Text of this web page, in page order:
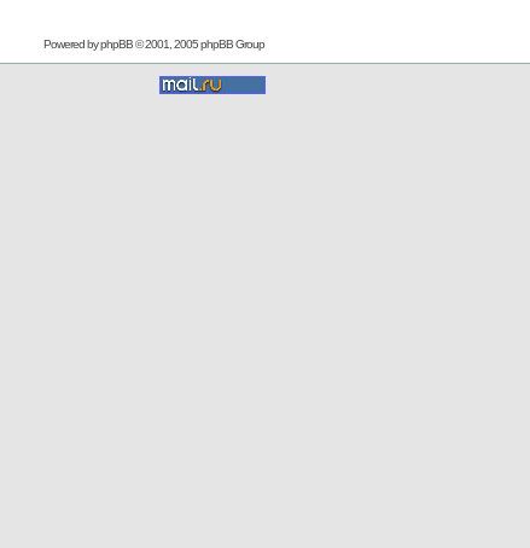
Powered byphpBB© 2001, 2005 phpBB Group